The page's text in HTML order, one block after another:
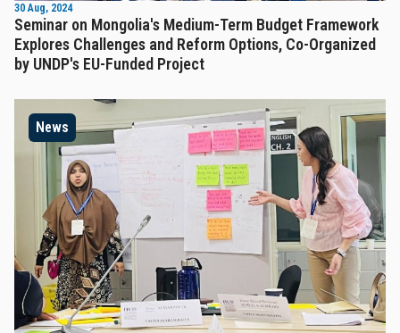
30 Aug, 2024
Seminar on Mongolia's Medium-Term Budget Framework
Explores Challenges and Reform Options, Co-Organized
by UNDP's EU-Funded Project
News